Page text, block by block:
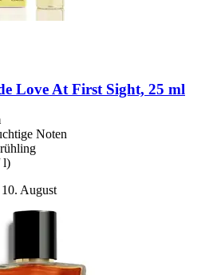
Love At First Sight, 25 ml
Noten
l)
August